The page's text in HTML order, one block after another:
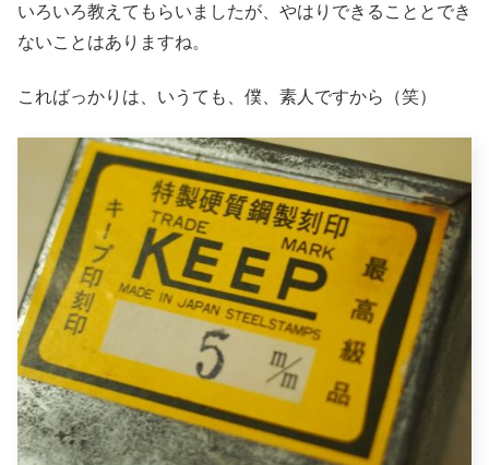
いろいろ教えてもらいましたが、やはりできることとでき
ないことはありますね。
こればっかりは、いうても、僕、素人ですから（笑）